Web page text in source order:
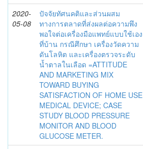
2020-
05-08
ปัจจัยทัศนคติและส่วนผสม
ทางการตลาดที่ส่งผลต่อความพึง
พอใจต่อเครื่องมือแพทย์แบบใช้เอง
ที่บ้าน กรณีศึกษา เครื่องวัดความ
ดันโลหิต และเครื่องตรวจระดับ
น้ำตาลในเลือด =ATTITUDE
AND MARKETING MIX
TOWARD BUYING
SATISFACTION OF HOME USE
MEDICAL DEVICE; CASE
STUDY BLOOD PRESSURE
MONITOR AND BLOOD
GLUCOSE METER.